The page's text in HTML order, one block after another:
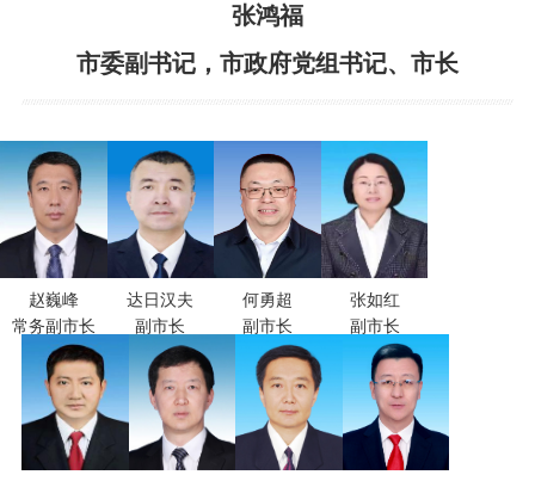
办事大厅 内蒙古政务服务网 高效办成一件事
政民互动
市长信箱 12345热线留言 新闻发布会
在线访谈 意见征集 诉求公开
智能问答
走进巴彦淖尔
张鸿福
市委副书记，市政府党组书记、市长
赵巍峰
常务副市长
达日汉夫
副市长
何勇超
副市长
张如红
副市长